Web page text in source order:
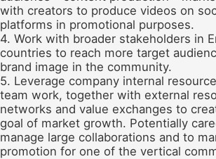
with creators to produce videos on
platforms in promotional purposes.
4. Work with broader stakeholders in
countries to reach more target
brand image in the community.
5. Leverage company internal
team work, together with external
networks and value exchanges to
goal of market growth. Potentially
manage large collaborations and to
promotion for one of the vertical